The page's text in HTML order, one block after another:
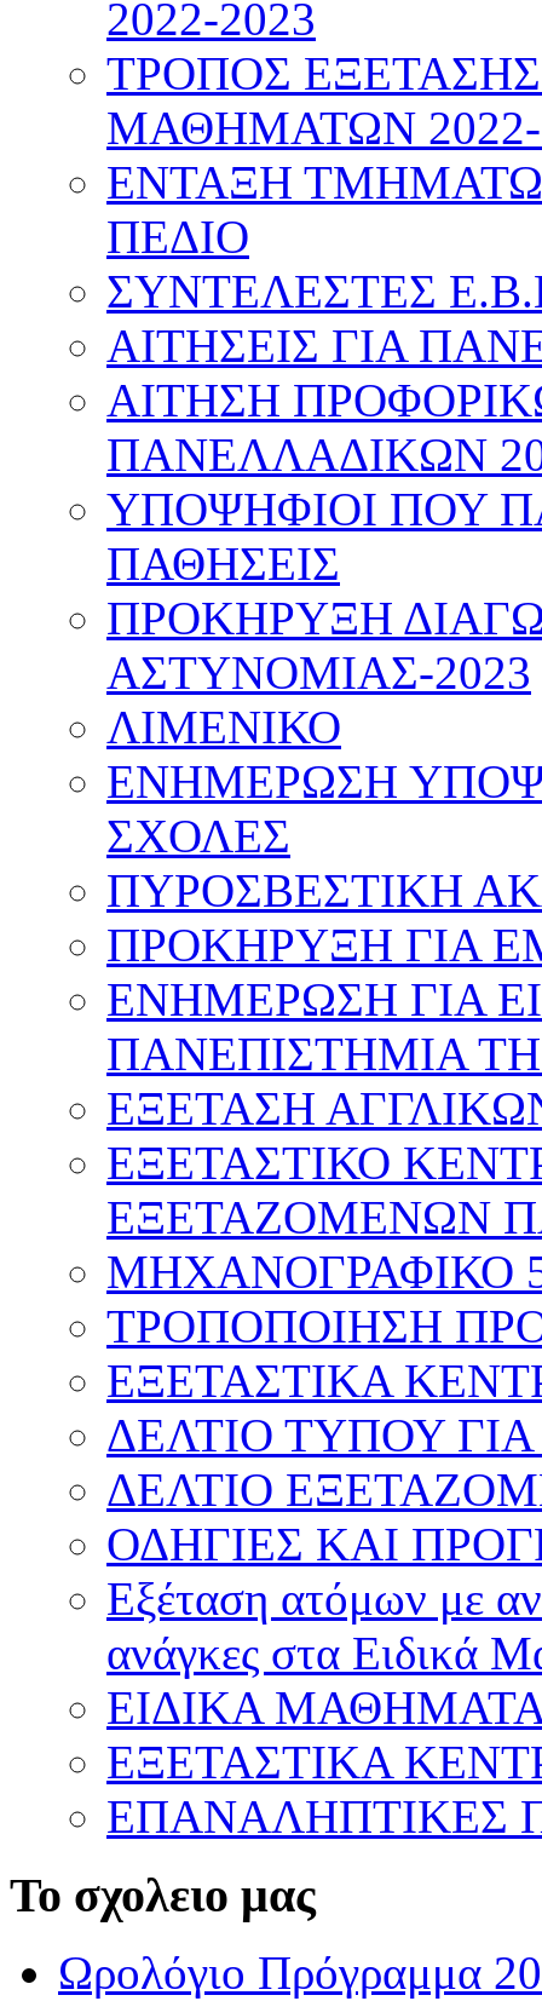
2022-2023
ΤΡΟΠΟΣ
ΜΑΘΗΜΑΤΩΝ 2022-
ΕΝΤΑΞΗ
ΠΕΔΙΟ
ΣΥΝΤΕΛΕΣΤΕΣ
ΑΙΤΗΣΕΙΣ ΓΙΑ
ΑΙΤΗΣΗ
ΠΑΝΕΛΛΑΔΙΚΩΝ
ΥΠΟΨΗΦΙΟΙ ΠΟΥ
ΠΑΘΗΣΕΙΣ
ΠΡΟΚΗΡΥΞΗ
ΑΣΤΥΝΟΜΙΑΣ-2023
ΛΙΜΕΝΙΚΟ
ΕΝΗΜΕΡΩΣΗ
ΣΧΟΛΕΣ
ΠΥΡΟΣΒΕΣΤΙΚΗ
ΠΡΟΚΗΡΥΞΗ ΓΙΑ
ΕΝΗΜΕΡΩΣΗ ΓΙΑ
ΠΑΝΕΠΙΣΤΗΜΙΑ
ΕΞΕΤΑΣΗ
ΕΞΕΤΑΣΤΙΚΟ
ΕΞΕΤΑΖΟΜΕΝΩΝ
ΜΗΧΑΝΟΓΡΑΦΙΚΟ
ΤΡΟΠΟΠΟΙΗΣΗ
ΕΞΕΤΑΣΤΙΚΑ
ΔΕΛΤΙΟ ΤΥΠΟΥ
ΔΕΛΤΙΟ
ΟΔΗΓΙΕΣ ΚΑΙ
Εξέταση ατόμων με
ανάγκες στα Ειδικά
ΕΙΔΙΚΑ
ΕΞΕΤΑΣΤΙΚΑ
ΕΠΑΝΑΛΗΠΤΙΚΕΣ
Το σχολειο μας
Ωρολόγιο Πρόγραμμα